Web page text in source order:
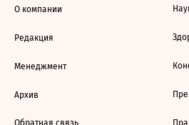
О компании
Редакция
Менеджмент
Архив
Обратная связь